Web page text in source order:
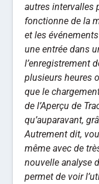
autres intervalles
fonctionne de la
et les
une entrée dans
l’enregistrement
plusieurs heures
que le
de l’Aperçu de
qu’auparavant,
Autrement dit,
même avec de
nouvelle analyse
permet de voir